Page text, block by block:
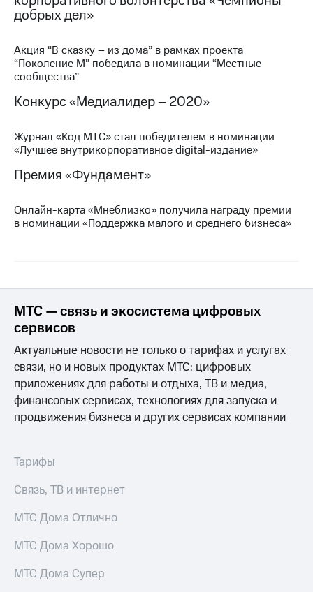
добрых дел»
Акция “В сказку – из дома” в рамках проекта
“Поколение М” победила в номинации “Местные
сообщества”
Конкурс «Медиалидер – 2020»
Журнал «Код МТС» стал победителем в номинации
«Лучшее внутрикорпоративное digital-издание»
Премия «Фундамент»
Онлайн-карта «Мнеблизко» получила награду премии
в номинации «Поддержка малого и среднего бизнеса»
МТС — связь и экосистема цифровых
сервисов
Актуальные новости не только о тарифах и услугах
связи, но и новых продуктах МТС: цифровых
приложениях для работы и отдыха, ТВ и медиа,
финансовых сервисах, технологиях для запуска и
продвижения бизнеса и других сервисах компании
Тарифы
Связь, ТВ и интернет
МТС Дома Отлично
МТС Дома Хорошо
МТС Дома Супер